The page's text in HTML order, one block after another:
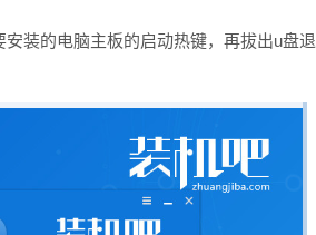
装的电脑主板的启动热键，再拔出u盘退